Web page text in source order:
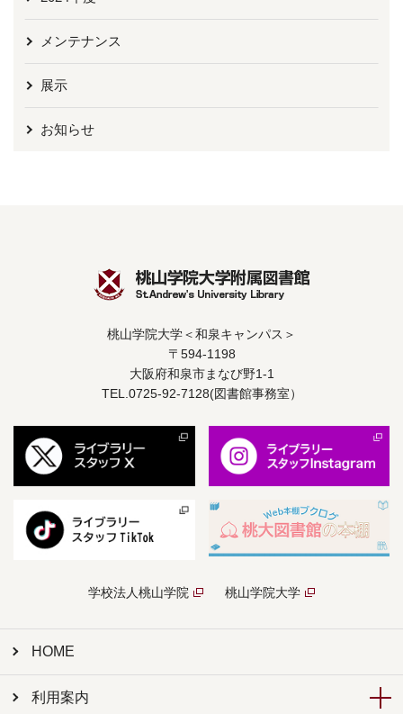
メンテナンス
展示
お知らせ
桃山学院大学＜和泉キャンパス＞
〒594-1198
大阪府和泉市まなび野1-1
TEL.0725-92-7128(図書館事務室）
学校法人桃山学院 桃山学院大学
HOME
利用案内